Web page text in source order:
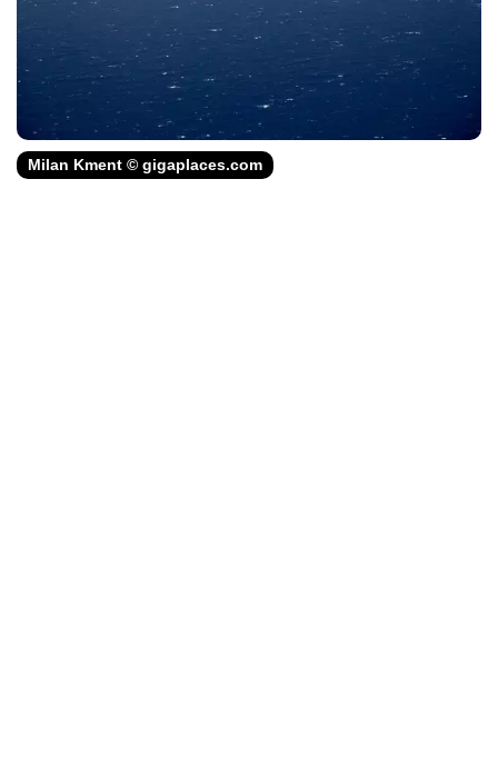
Milan Kment © gigaplaces.com